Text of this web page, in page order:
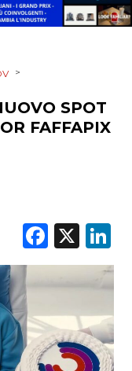
>
SPOT
FAFFAPIX
X